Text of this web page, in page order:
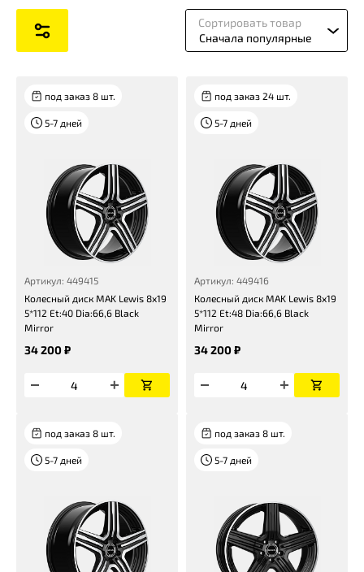
Сортировать товар
Сначала популярные
под заказ 8 шт.
5-7 дней
Артикул: 449415
Колесный диск MAK Lewis 8x19
5*112 Et:40 Dia:66,6 Black
Mirror
34 200 ₽
под заказ 24 шт.
5-7 дней
Артикул: 449416
Колесный диск MAK Lewis 8x19
5*112 Et:48 Dia:66,6 Black
Mirror
34 200 ₽
под заказ 8 шт.
5-7 дней
под заказ 8 шт.
5-7 дней